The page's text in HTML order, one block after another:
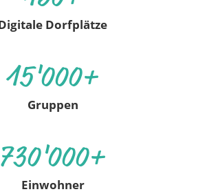
Dorfplätze
15'000+
Gruppen
730'000+
Einwohner